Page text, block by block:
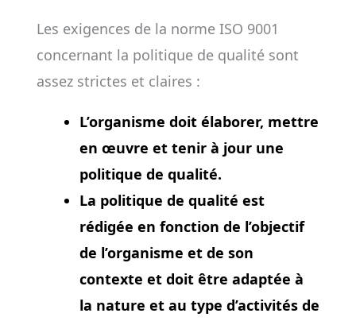
Les exigences de la norme ISO 9001
concernant la politique de qualité sont
assez strictes et claires :
L’organisme doit élaborer, mettre
en œuvre et tenir à jour une
politique de qualité.
La politique de qualité est
rédigée en fonction de l’objectif
de l’organisme et de son
contexte et doit être adaptée à
la nature et au type d’activités de